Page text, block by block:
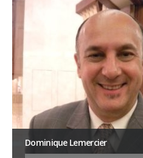
Dominique Lemercier